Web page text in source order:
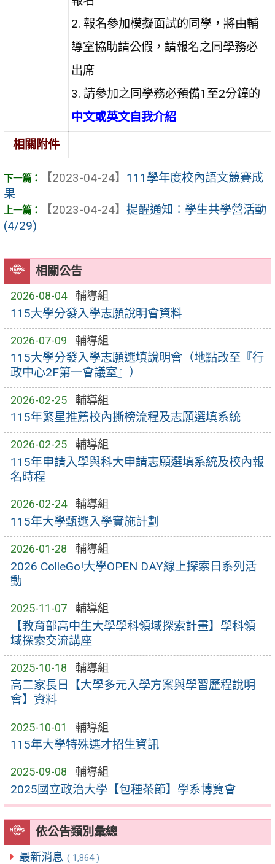
相關公告
2026-08-04 輔導組
115大學分發入學志願說明會資料
2026-07-09 輔導組
115大學分發入學志願選填說明會（地點改至『行
政中心2F第一會議室』）
2026-02-25 輔導組
115年繁星推薦校內撕榜流程及志願選填系統
2026-02-25 輔導組
115年申請入學與科大申請志願選填系統及校內報
名時程
2026-02-24 輔導組
115年大學甄選入學實施計劃
2026-01-28 輔導組
2026 ColleGo!大學OPEN DAY線上探索日系列活
動
2025-11-07 輔導組
【教育部高中生大學學科領域探索計畫】學科領
域探索交流講座
2025-10-18 輔導組
高二家長日【大學多元入學方案與學習歷程說明
會】資料
2025-10-01 輔導組
115年大學特殊選才招生資訊
2025-09-08 輔導組
2025國立政治大學【包種茶節】學系博覽會
依公告類別彙總
最新消息 ( 1,864 )
2. 報名參加模擬面試的同學，將由輔
導室協助請公假，請報名之同學務必
出席
3. 請參加之同學務必預備1至2分鐘的
中文或英文自我介紹
相關附件
【2023-04-24】 111學年度校內語文競賽成
果
【2023-04-24】 提醒通知：學生共學營活動
(4/29)